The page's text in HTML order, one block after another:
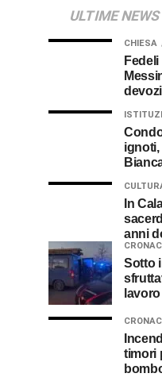
ULTIME NEWS
CHIESA
ignoti,
In
anni
Sotto
timori